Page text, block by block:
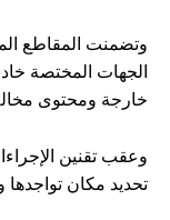
وتضمنت المقاطع
الجهات المختصة
خارجة ومحتوى
وعقب تقنين
تحديد مكان